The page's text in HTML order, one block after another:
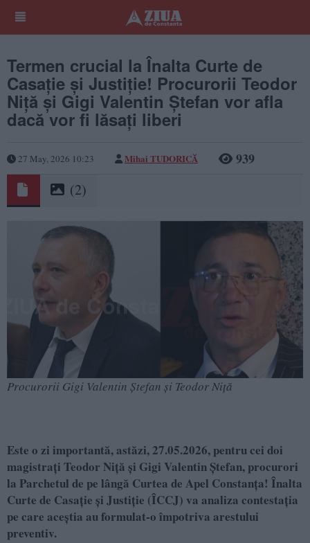
Termen crucial la Înalta Curte de
Casație și Justiție! Procurorii Teodor
Niță și Gigi Valentin Ștefan vor afla
dacă vor fi lăsați liberi
27 May, 2026 10:23 Mihai TUDORICĂ 939
(2)
Procurorii Gigi Valentin Ștefan și Teodor Niță
Este o zi importantă, astăzi, 27.05.2026, pentru cei doi
magistrați Teodor Niță și Gigi Valentin Ștefan, procurori
la Parchetul de pe lângă Curtea de Apel Constanța! Înalta
Curte de Casație și Justiție (ÎCCJ) va analiza contestația
pe care aceștia au formulat-o împotriva arestului
preventiv.